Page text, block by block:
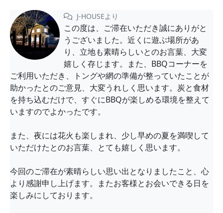
J-HOUSEより
この度は、ご滞在いただき誠にありがと
うございました。近くに遊ぶ場所があ
り、立地も素晴らしいとのお言葉、大変
嬉しく存じます。また、BBQコーナーを
ご利用いただき、トングや網の準備が整っていたことが
助かったとのご意見、大変うれしく思います。炭と食材
を持ち込むだけで、すぐにBBQが楽しめる環境を整えて
いますのでよかったです。
また、夜には花火も楽しまれ、少し早めの夏を満喫して
いただけたとのお言葉、とても嬉しく思います。
今回のご滞在が素晴らしい思い出となりましたこと、心
より感謝申し上げます。またお客様とお会いできる日を
楽しみにしております。